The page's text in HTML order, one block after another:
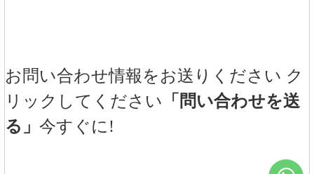
お問い合わせ情報をお送りください ク
リックしてください 「問い合わせを送
る」 今すぐに!